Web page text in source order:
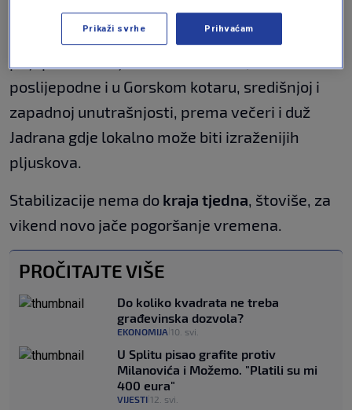
četvrtakće ponovno biti kiše i pljuskova, već
poslijepodne i u Gorskom kotaru, središnjoj i
zapadnoj unutrašnjosti, prema večeri i duž
Jadrana gdje lokalno može biti izraženijih
pljuskova.
Stabilizacije nema do kraja tjedna , štoviše, za
vikend novo jače pogoršanje vremena.
PROČITAJTE VIŠE
Do koliko kvadrata ne treba
građevinska dozvola?
EKONOMIJA 10. svi.
U Splitu pisao grafite protiv
Milanovića i Možemo. "Platili su mi
400 eura"
VIJESTI 12. svi.
Prikaži svrhe Prihvaćam